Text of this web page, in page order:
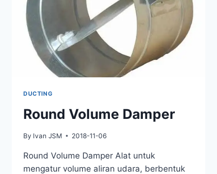
DUCTING
Round Volume Damper
By Ivan JSM 2018-11-06
Round Volume Damper Alat untuk
mengatur volume aliran udara, berbentuk